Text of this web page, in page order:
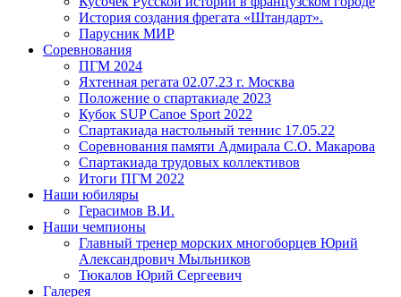
История создания фрегата «Штандарт».
Парусник МИР
Соревнования
ПГМ 2024
Яхтенная регата 02.07.23 г. Москва
Положение о спартакиаде 2023
Кубок SUP Canoe Sport 2022
Спартакиада настольный теннис 17.05.22
Соревнования памяти Адмирала С.О. Макарова
Спартакиада трудовых коллективов
Итоги ПГМ 2022
Наши юбиляры
Герасимов В.И.
Наши чемпионы
Главный тренер морских многоборцев Юрий
Александрович Мыльников
Тюкалов Юрий Сергеевич
Галерея